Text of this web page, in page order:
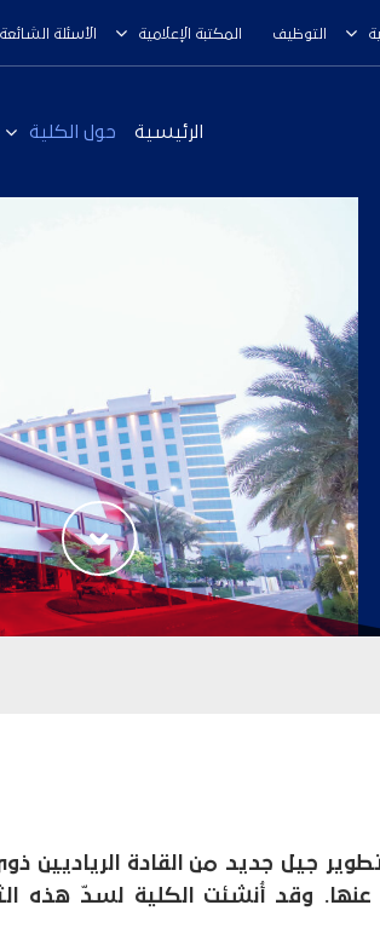
التوظيف المكتبة الإعلامية الأسئلة الشائعة
الرئيسية حول الكلية
جيل جديد من القادة الرياديين
وقد أُنشئت الكلية لسدّ هذه